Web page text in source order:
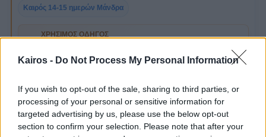
Kairos - Do Not Process My Personal Information
If you wish to opt-out of the sale, sharing to third parties, or
processing of your personal or sensitive information for
targeted advertising by us, please use the below opt-out
section to confirm your selection. Please note that after your
Καιρός 14-15 ημερών Μάνδρα
ΧΡΉΣΙΜΟΣ ΟΔΗΓΌΣ
Δες τι σημαίνουν τα μποφόρ πρακτικά για
μετακινήσεις, θάλασσα και εξωτερικές δουλειές.
A
Άνεμοι και μποφόρ: τι να κοιτάς πριν από
παραλία, οδήγηση ή πλοίο
Πώς να διαβάζεις άνεμο και μποφόρ στην